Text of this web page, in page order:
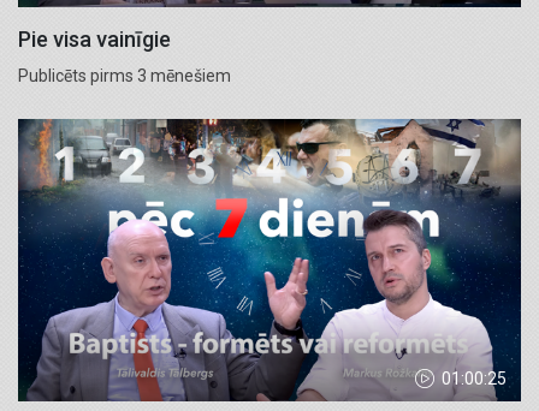
Pie visa vainīgie
Publicēts pirms 3 mēnešiem
01:00:25